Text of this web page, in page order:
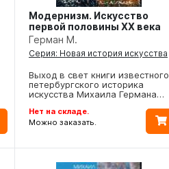
Модернизм. Искусство
первой половины ХХ века
Герман М.
Серия: Новая история искусства
Выход в свет книги известного
петербургского историка
искусства Михаила Германа…
Нет на складе.
Можно заказать.